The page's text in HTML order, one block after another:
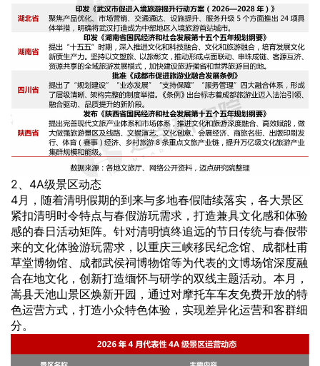
2、4A级景区动态
4月，随着清明假期的到来与多地春假陆续落实，各大景区
紧扣清明时令特点与春假游玩需求，打造兼具文化感和体验
感的春日活动矩阵。针对清明慎终追远的节日传统与春假带
来的文化体验游玩需求，以重庆三峡移民纪念馆、成都杜甫
草堂博物馆、成都武侯祠博物馆等为代表的文博场馆深度融
合在地文化，创新打造缅怀与研学的双线主题活动。本月，
嵩县天池山景区焕新开园，通过对摩托车车友免费开放的特
色运营方式，打造小众特色体验，实现差异化运营和客群细
分。